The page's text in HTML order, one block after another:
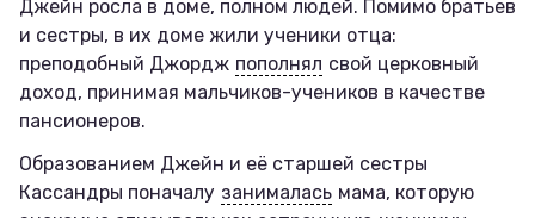
Джейн росла в доме, полном людей. Помимо братьев
и сестры, в их доме жили ученики отца:
преподобный Джордж пополнял свой церковный
доход, принимая мальчиков-учеников в качестве
пансионеров.
Образованием Джейн и её старшей сестры
Кассандры поначалу занималась мама, которую